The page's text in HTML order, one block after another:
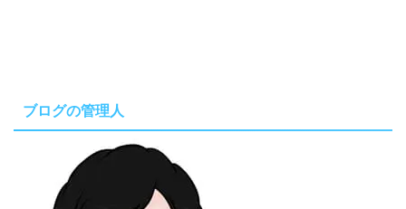
ブログの管理人